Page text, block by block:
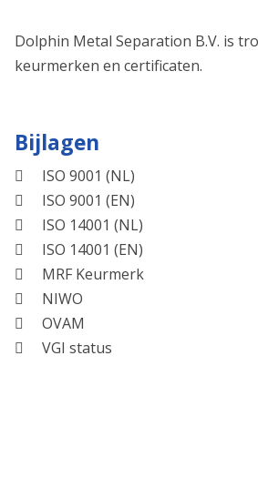
Dolphin Metal Separation B.V. is
keurmerken en certificaten.
Bijlagen
ISO 9001 (NL)
ISO 9001 (EN)
ISO 14001 (NL)
ISO 14001 (EN)
MRF Keurmerk
NIWO
OVAM
VGI status